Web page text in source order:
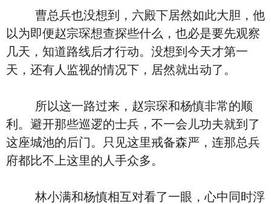
曹总兵也没想到，六殿下居然如此大胆，他
以为即便赵宗琛想查探些什么，也必是要先观察
几天，知道路线后才行动。没想到今天才第一
天，还有人监视的情况下，居然就出动了。
所以这一路过来，赵宗琛和杨慎非常的顺
利。避开那些巡逻的士兵，不一会儿功夫就到了
这座城池的后门。只见这里戒备森严，连那总兵
府都比不上这里的人手众多。
林小满和杨慎相互对看了一眼，心中同时浮